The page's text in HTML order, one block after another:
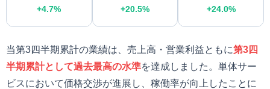
+4.7% +20.5% +24.0%
当第3四半期累計の業績は、売上高・営業利益ともに第3四
半期累計として過去最高の水準を達成しました。単体サー
ビスにおいて価格交渉が進展し、稼働率が向上したことに